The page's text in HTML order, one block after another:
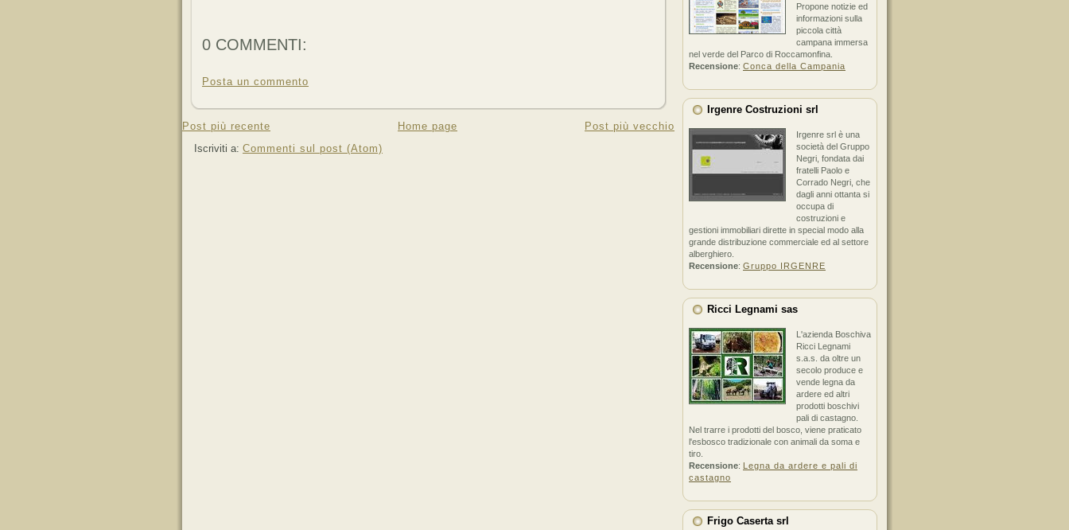
0 COMMENTI:
Posta un commento
Post più recente Post più vecchio
Home page
Iscriviti a: Commenti sul post (Atom)
Propone notizie ed
informazioni sulla
piccola città
campana immersa
nel verde del Parco di Roccamonfina.
Recensione: Conca della Campania
Irgenre Costruzioni srl
Irgenre srl è una
società del Gruppo
Negri, fondata dai
fratelli Paolo e
Corrado Negri, che
dagli anni ottanta si
occupa di
costruzioni e
gestioni immobiliari dirette in special modo alla
grande distribuzione commerciale ed al settore
alberghiero.
Recensione: Gruppo IRGENRE
Ricci Legnami sas
L'azienda Boschiva
Ricci Legnami
s.a.s. da oltre un
secolo produce e
vende legna da
ardere ed altri
prodotti boschivi
pali di castagno.
Nel trarre i prodotti del bosco, viene praticato
l'esbosco tradizionale con animali da soma e
tiro.
Recensione: Legna da ardere e pali di
castagno
Frigo Caserta srl